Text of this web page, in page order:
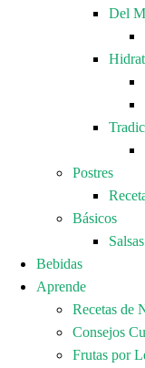
Del
Postres
Básicos
Bebidas
Aprende
Recetas de
Consejos
Frutas por